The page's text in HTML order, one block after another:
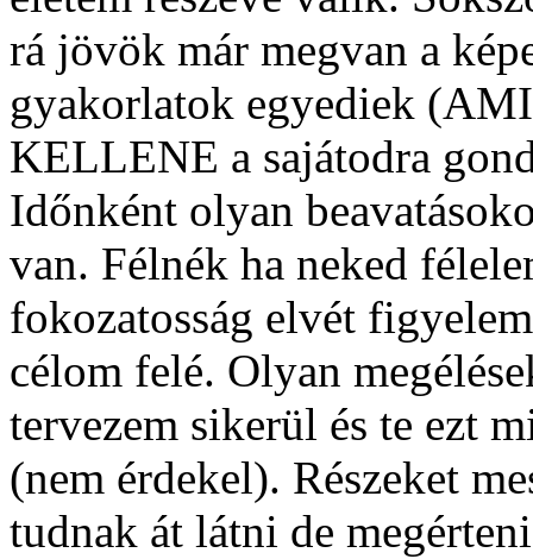
rá jövök már megvan a
gyakorlatok egyediek
KELLENE a sajátodra
Időnként olyan
van. Félnék ha neked
fokozatosság elvét
célom felé. Olyan
tervezem sikerül és te ezt
(nem érdekel). Részeket
tudnak át látni de